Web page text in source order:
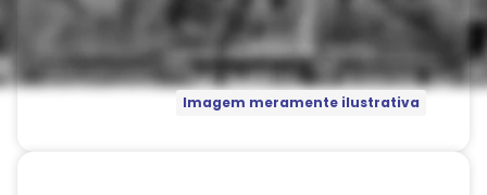
Imagem meramente ilustrativa